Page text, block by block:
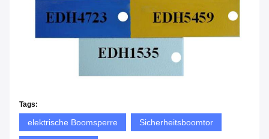
Tags:
elektrische Boomsperre Sicherheitsboomtor